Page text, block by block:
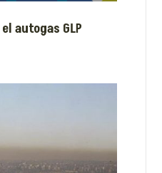
autogas GLP